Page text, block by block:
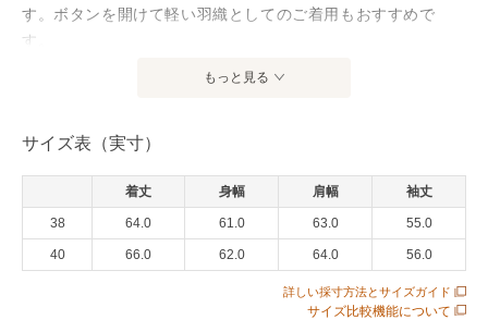
す。ボタンを開けて軽い羽織としてのご着用もおすすめで
す。
配送料
商品コード YKHAM6SBL1003
性別タイプ レディース
シャツ・ブラウス
もっと見る
サイズ表（実寸）
着丈 身幅 肩幅 袖丈
38 64.0 61.0 63.0 55.0
40 66.0 62.0 64.0 56.0
詳しい採寸方法とサイズガイド
サイズ比較機能について